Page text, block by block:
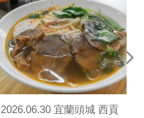
2026.06.30 宜蘭頭城 西貢